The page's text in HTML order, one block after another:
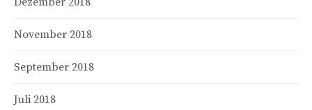
November 2018
September 2018
Juli 2018